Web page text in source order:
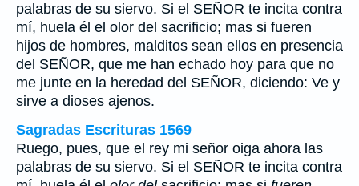
palabras de su siervo. Si el SEÑOR te incita contra
mí, huela él el olor del sacrificio; mas si fueren
hijos de hombres, malditos sean ellos en presencia
del SEÑOR, que me han echado hoy para que no
me junte en la heredad del SEÑOR, diciendo: Ve y
sirve a dioses ajenos.
Sagradas Escrituras 1569
Ruego, pues, que el rey mi señor oiga ahora las
palabras de su siervo. Si el SEÑOR te incita contra